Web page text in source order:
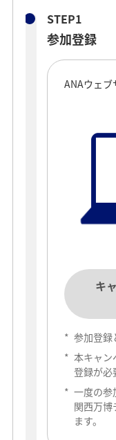
STEP1
参加登録
ANAウェ
キ
* 参加登録
* 本キャン
登録が必
* 一度の参
関西万博
ます。